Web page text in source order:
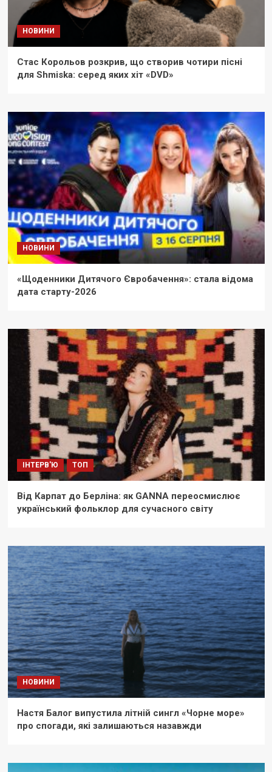
НОВИНИ
Стас Корольов розкрив, що створив чотири пісні
для Shmiska: серед яких хіт «DVD»
НОВИНИ
«Щоденники Дитячого Євробачення»: стала відома
дата старту-2026
ІНТЕРВ'Ю ТОП
Від Карпат до Берліна: як GANNA переосмислює
український фольклор для сучасного світу
НОВИНИ
Настя Балог випустила літній сингл «Чорне море»
про спогади, які залишаються назавжди